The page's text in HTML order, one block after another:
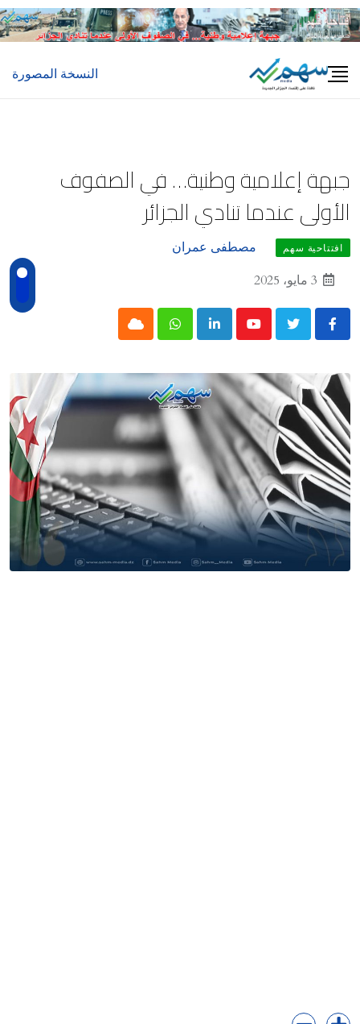
Skip
to
النسخة المصورة
جبهة إعلامية وطنية… في الصفوف
الأولى عندما تنادي الجزائر
افتتاحية سهم
مصطفى عمران
3 مايو، 2025
Youtube
LinkedIn
Whatsapp
Cloud